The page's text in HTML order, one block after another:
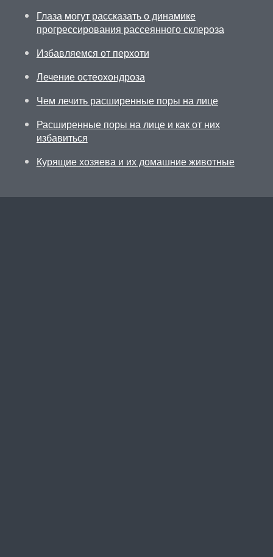
Глаза могут рассказать о динамике
прогрессирования рассеянного склероза
Избавляемся от перхоти
Лечение остеохондроза
Чем лечить расширенные поры на лице
Расширенные поры на лице и как от них
избавиться
Курящие хозяева и их домашние животные